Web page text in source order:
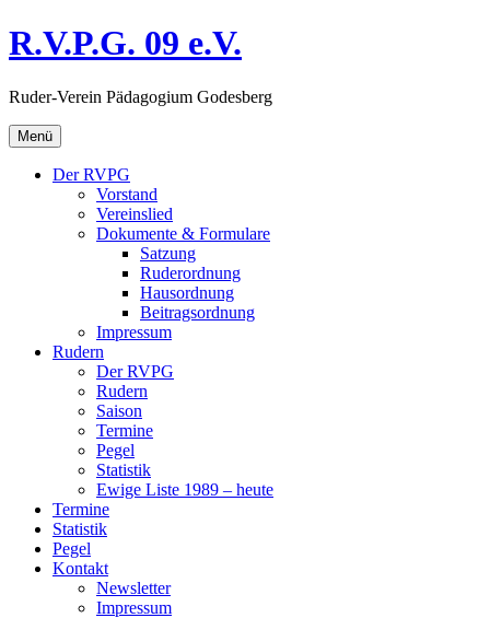
Direkt
zum
R.V.P.G. 09 e.V.
Ruder-Verein Pädagogium Godesberg
Menü
Der RVPG
Vorstand
Vereinslied
Dokumente & Formulare
Satzung
Ruderordnung
Hausordnung
Beitragsordnung
Impressum
Rudern
Der RVPG
Rudern
Saison
Termine
Pegel
Statistik
Ewige Liste 1989 – heute
Termine
Statistik
Pegel
Kontakt
Newsletter
Impressum